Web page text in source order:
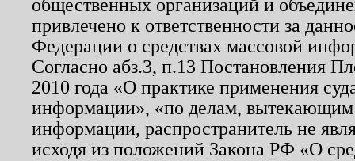
общественных организаций и
привлечено к ответственности за
Федерации о средствах массовой
Согласно абз.3, п.13 Постановления
2010 года «О практике применения
информации», «по делам, вытекающим
информации, распространитель не
исходя из положений Закона РФ «О